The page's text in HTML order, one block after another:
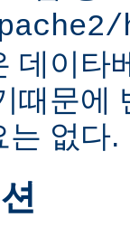
데이타
때문에
는 없다.